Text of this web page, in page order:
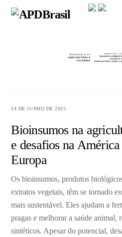
Skip
24 DE JUNHO DE 2025
Bioinsumos na
e desafios na
Europa
Os bioinsumos, produtos
extratos vegetais, têm se tornado
mais sustentável. Eles ajudam a
pragas e melhorar a saúde
sintéticos. Apesar do potencial,